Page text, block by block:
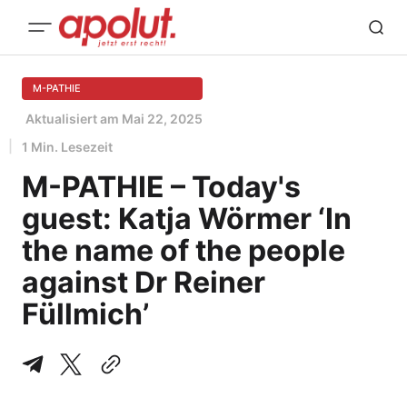
M-PATHIE
Aktualisiert am Mai 22, 2025
1 Min. Lesezeit
M-PATHIE – Today's
guest: Katja Wörmer ‘In
the name of the people
against Dr Reiner
Füllmich’